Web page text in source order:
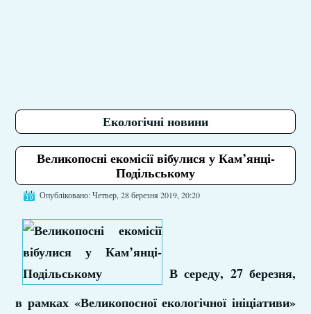
Екологічні новини
Великопосні екомісії вібулися у Кам’янці-
Подільському
Опубліковано: Четвер, 28 березня 2019, 20:20
В середу, 27 березня,
в рамках «Великопосної екологічної ініціативи»